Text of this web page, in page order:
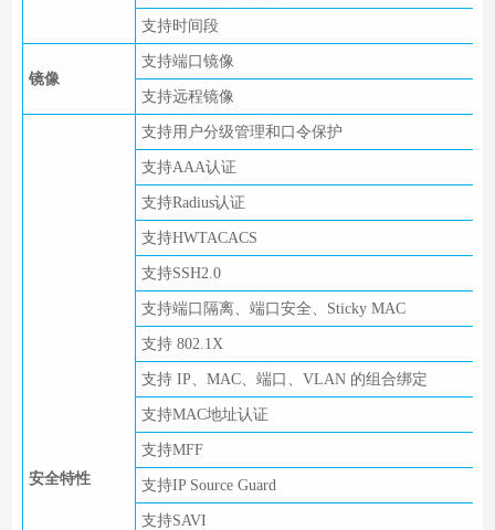
支持时间段
镜像
支持端口镜像
支持远程镜像
安全特性
支持用户分级管理和口令保护
支持AAA认证
支持Radius认证
支持HWTACACS
支持SSH2.0
支持端口隔离、端口安全、Sticky MAC
支持 802.1X
支持 IP、MAC、端口、VLAN 的组合绑定
支持MAC地址认证
支持MFF
支持IP Source Guard
支持SAVI